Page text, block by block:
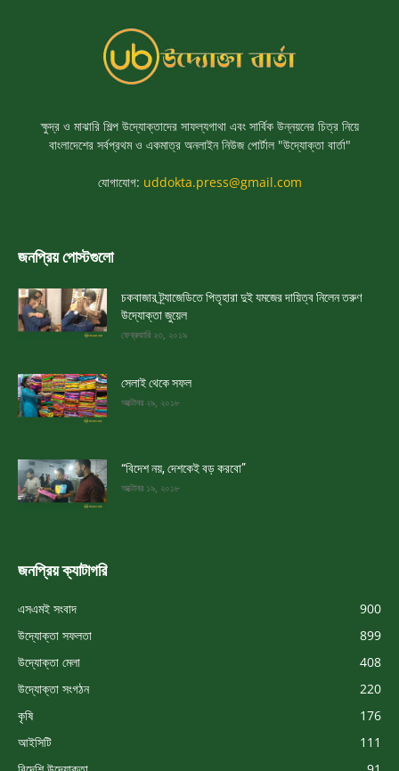
ক্ষুদ্র ও মাঝারি শিল্প উদ্যোক্তাদের সাফল্যগাথা এবং সার্বিক উন্নয়নের চিত্র নিয়ে
বাংলাদেশের সর্বপ্রথম ও একমাত্র অনলাইন নিউজ পোর্টাল "উদ্যোক্তা বার্তা"
যোগাযোগ: uddokta.press@gmail.com
জনপ্রিয় পোস্টগুলো
চকবাজার ট্র্যাজেডিতে পিতৃহারা দুই যমজের দায়িত্ব নিলেন তরুণ
উদ্যোক্তা জুয়েল
ফেব্রুয়ারি ২৩, ২০১৯
সেলাই থেকে সফল
অক্টোবর ২৯, ২০১৮
“বিদেশ নয়, দেশকেই বড় করবো”
অক্টোবর ১৯, ২০১৮
জনপ্রিয় ক্যাটাগরি
এসএমই সংবাদ
900
উদ্যোক্তা সফলতা
899
উদ্যোক্তা মেলা
408
উদ্যোক্তা সংগঠন
220
কৃষি
176
আইসিটি
111